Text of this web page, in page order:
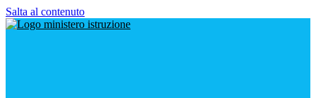
Salta al contenuto